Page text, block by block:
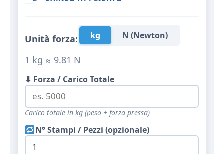
Unità forza: kg N (Newton)
1 kg ≈ 9.81 N
⬇ Forza / Carico Totale
Carico totale in kg (peso + forza pressa)
N° Stampi / Pezzi (opzionale)